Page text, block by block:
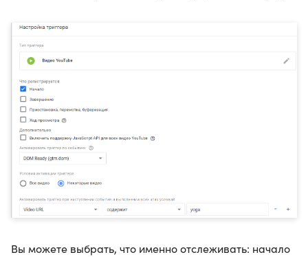
Вы можете выбрать, что именно отслеживать: начало